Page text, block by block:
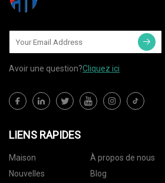
Avoir une question?Cliquez ici
LIENS RAPIDES
Maison À propos de nous
Nouvelles
Blog